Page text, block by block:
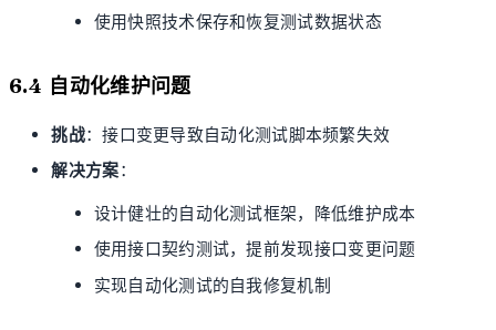
使用快照技术保存和恢复测试数据状态
6.4 自动化维护问题
挑战：接口变更导致自动化测试脚本频繁失效
解决方案：
设计健壮的自动化测试框架，降低维护成本
使用接口契约测试，提前发现接口变更问题
实现自动化测试的自我修复机制